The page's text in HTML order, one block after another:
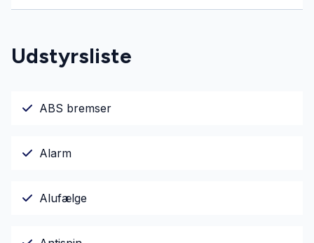
Udstyrsliste
ABS bremser
Alarm
Alufælge